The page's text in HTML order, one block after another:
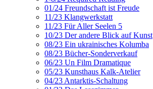
01/24 Freundschaft ist Freude
11/23 Klangwerkstatt
11/23 Für Aller Seelen 5
10/23 Der andere Blick auf Kunst
08/23 Ein ukrainisches Kolumba
08/23 Bücher-Sonderverkauf
06/23 Un Film Dramatique
05/23 Kunsthaus Kalk-Atelier
04/23 Antarktis-Schaltung